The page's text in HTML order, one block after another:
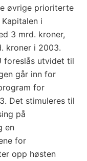
øvrige prioriterte
i
3 mrd. kroner,
kroner i 2003.
foreslås utvidet til
går inn for
for
Det stimuleres til
på
en
for
opp høsten